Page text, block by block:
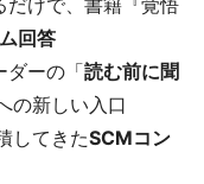
回答
ダーの「読む前に聞
の新しい入口
してきたSCMコン